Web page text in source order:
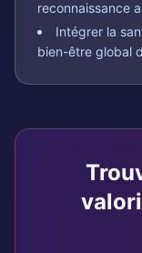
reconnaissance
Intégrer la
bien-être global